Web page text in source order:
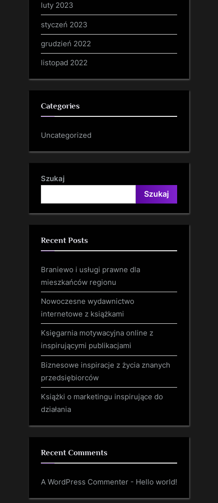
luty 2023
styczeń 2023
grudzień 2022
listopad 2022
Categories
Uncategorized
Szukaj
Szukaj
Recent Posts
Braniewo i usługi prawne dla
mieszkańców regionu
Nowoczesne wydawnictwo
internetowe z książkami
Księgarnia motywacyjna online z
inspirującymi publikacjami
Biznesowe inspiracje z życia znanych
przedsiębiorców
Książki o marketingu inspirujące do
działania
Recent Comments
A WordPress Commenter - Hello world!